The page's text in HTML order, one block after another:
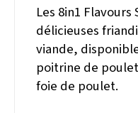
Les 8in1
délicieuses
viande,
poitrine de
foie de poulet.